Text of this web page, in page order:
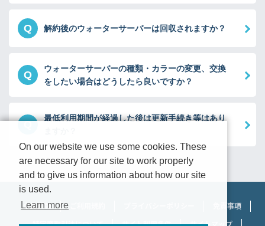
Q 解約後のウォーターサーバーは回収されますか？
Q
ウォーターサーバーの種類・カラーの変更、交換
をしたい場合はどうしたら良いですか？
Q
最低利用期間が経過した後は更新手続き等はあり
企業情報
免責事項
特定商取引法について
サイト利用条件 サイトマップ
On our website we use some cookies. These
are necessary for our site to work properly
and to give us information about how our site
is used.
Learn more